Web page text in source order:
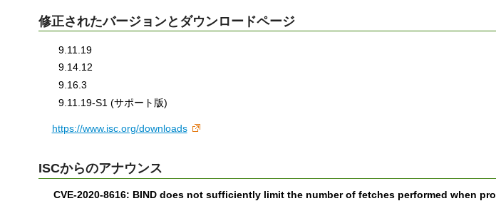
修正されたバージョンとダウンロードページ
9.11.19
9.14.12
9.16.3
9.11.19-S1 (サポート版)
https://www.isc.org/downloads
ISCからのアナウンス
CVE-2020-8616: BIND does not sufficiently limit the number of fetches performed when